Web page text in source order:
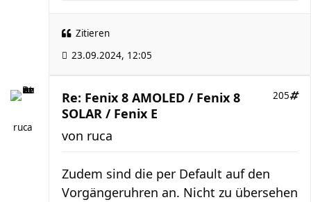
Zitieren
23.09.2024, 12:05
ruca
Re: Fenix 8 AMOLED / Fenix 8
SOLAR / Fenix E
205
von ruca
Zudem sind die per Default auf den
Vorgängeruhren an. Nicht zu übersehen